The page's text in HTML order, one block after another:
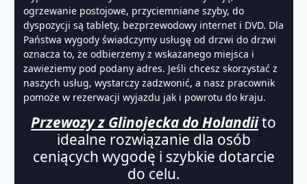
ogrzewanie postojowe, przyciemniane szyby, do
dyspozycji są tablety, bezprzewodowy internet i DVD. Dla
Państwa wygody świadczymy usługę od drzwi do drzwi
oznacza to, że odbierzemy z wskazanego miejsca i
zawieziemy pod podany adres. Jeśli chcesz skorzystać z
naszych usług, wystarczy zadzwonić, a nasz pracownik
pomoże w rezerwacji wyjazdu jak i powrotu do kraju.
Przewozy z Glinojecka do Holandiito
idealne rozwiązanie dla osób
ceniących wygodę i szybkie dotarcie
do celu.